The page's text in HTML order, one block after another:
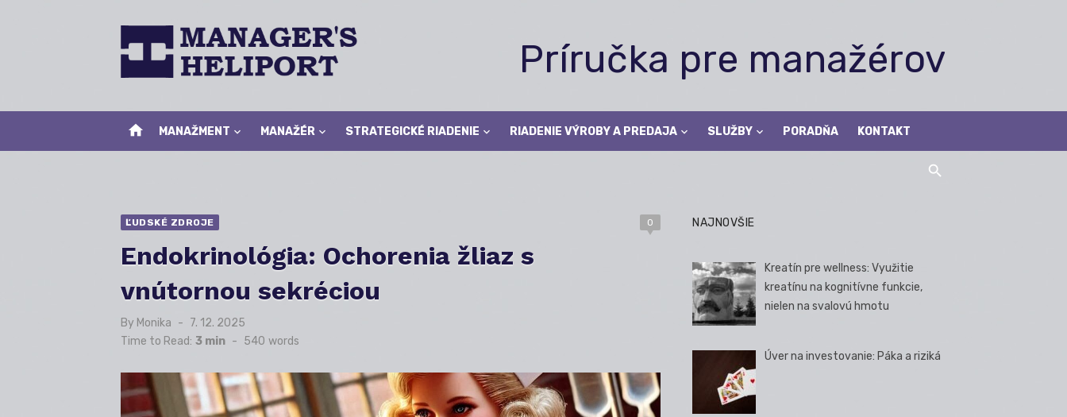
Príručka pre manažérov
home MANAŽMENT MANAŽÉR STRATEGICKÉ RIADENIE RIADENIE VÝROBY A PREDAJA SLUŽBY PORADŇA KONTAKT
ĽUDSKÉ ZDROJE 0
Endokrinológia: Ochorenia žliaz s
vnútornou sekréciou
By Monika
Posted
on
7. 12. 2025
Time to Read: 3 min - 540 words
NAJNOVŠIE
Kreatín pre wellness: Využitie
kreatínu na kognitívne funkcie,
nielen na svalovú hmotu
Úver na investovanie: Páka a riziká